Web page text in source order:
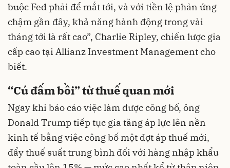
buộc Fed phải để mắt tới, và với tiền lệ phản ứng
chậm gần đây, khả năng hành động trong vài
tháng tới là rất cao”, Charlie Ripley, chiến lược gia
cấp cao tại Allianz Investment Management cho
biết.
“Cú đấm bồi” từ thuế quan mới
Ngay khi báo cáo việc làm được công bố, ông
Donald Trump tiếp tục gia tăng áp lực lên nền
kinh tế bằng việc công bố một đợt áp thuế mới,
đẩy thuế suất trung bình đối với hàng nhập khẩu